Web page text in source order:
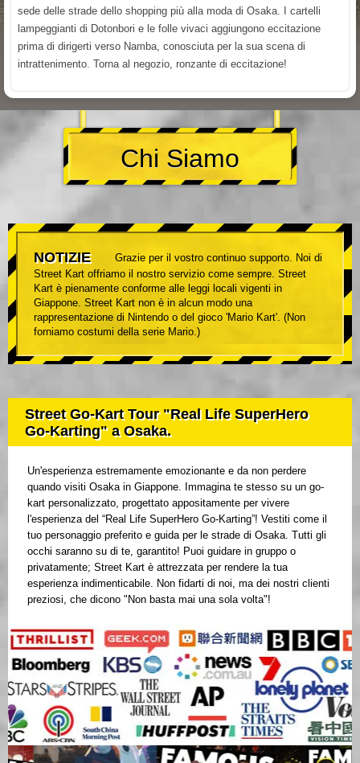
sede delle strade dello shopping più alla moda di Osaka. I cartelli
lampeggianti di Dotonbori e le folle vivaci aggiungono eccitazione
prima di dirigerti verso Namba, conosciuta per la sua scena di
intrattenimento. Torna al negozio, ronzante di eccitazione!
Chi Siamo
NOTIZIE
Grazie per il vostro continuo supporto. Noi di
Street Kart offriamo il nostro servizio come sempre. Street
Kart è pienamente conforme alle leggi locali vigenti in
Giappone. Street Kart non è in alcun modo una
rappresentazione di Nintendo o del gioco 'Mario Kart'. (Non
forniamo costumi della serie Mario.)
Street Go-Kart Tour "Real Life SuperHero
Go-Karting" a Osaka.
Un'esperienza estremamente emozionante e da non perdere
quando visiti Osaka in Giappone. Immagina te stesso su un go-
kart personalizzato, progettato appositamente per vivere
l'esperienza del “Real Life SuperHero Go-Karting”! Vestiti come il
tuo personaggio preferito e guida per le strade di Osaka. Tutti gli
occhi saranno su di te, garantito! Puoi guidare in gruppo o
privatamente; Street Kart è attrezzata per rendere la tua
esperienza indimenticabile. Non fidarti di noi, ma dei nostri clienti
preziosi, che dicono "Non basta mai una sola volta"!